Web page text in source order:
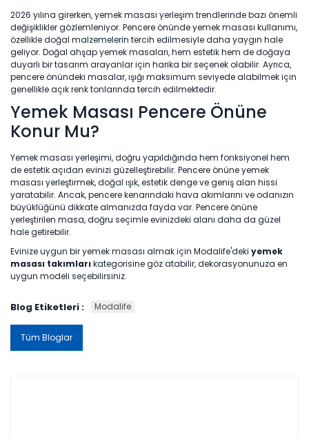
2026 yılına girerken, yemek masası yerleşim trendlerinde bazı önemli
değişiklikler gözlemleniyor. Pencere önünde yemek masası kullanımı,
özellikle doğal malzemelerin tercih edilmesiyle daha yaygın hale
geliyor. Doğal ahşap yemek masaları, hem estetik hem de doğaya
duyarlı bir tasarım arayanlar için harika bir seçenek olabilir. Ayrıca,
pencere önündeki masalar, ışığı maksimum seviyede alabilmek için
genellikle açık renk tonlarında tercih edilmektedir.
Yemek Masası Pencere Önüne
Konur Mu?
Yemek masası yerleşimi, doğru yapıldığında hem fonksiyonel hem
de estetik açıdan evinizi güzelleştirebilir. Pencere önüne yemek
masası yerleştirmek, doğal ışık, estetik denge ve geniş alan hissi
yaratabilir. Ancak, pencere kenarındaki hava akımlarını ve odanızın
büyüklüğünü dikkate almanızda fayda var. Pencere önüne
yerleştirilen masa, doğru seçimle evinizdeki alanı daha da güzel
hale getirebilir.
Evinize uygun bir yemek masası almak için Modalife'deki yemek
masası takımları kategorisine göz atabilir, dekorasyonunuza en
uygun modeli seçebilirsiniz.
Blog Etiketleri : Modalife
Tüm Bloglar